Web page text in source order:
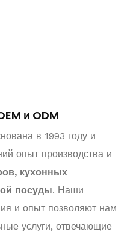
и ODM
в 1993 году и
опыт производства и
кухонных
посуды. Наши
и опыт позволяют нам
услуги, отвечающие